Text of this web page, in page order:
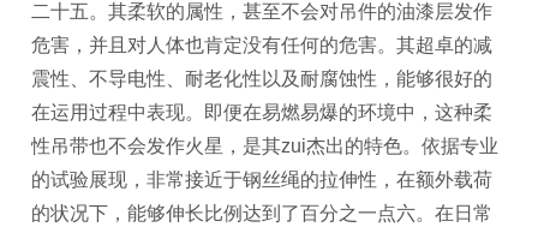
二十五。其柔软的属性，甚至不会对吊件的油漆层发作
危害，并且对人体也肯定没有任何的危害。其超卓的减
震性、不导电性、耐老化性以及耐腐蚀性，能够很好的
在运用过程中表现。即便在易燃易爆的环境中，这种柔
性吊带也不会发作火星，是其zui杰出的特色。依据专业
的试验展现，非常接近于钢丝绳的拉伸性，在额外载荷
的状况下，能够伸长比例达到了百分之一点六。在日常